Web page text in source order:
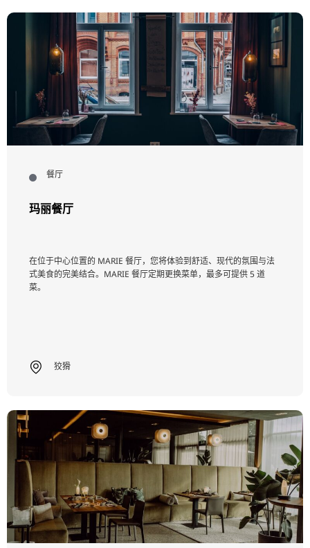
餐厅
玛丽餐厅
在位于中心位置的 MARIE 餐厅，您将体验到舒适、现代的氛围与法
式美食的完美结合。MARIE 餐厅定期更换菜单，最多可提供 5 道
菜。
狡猾